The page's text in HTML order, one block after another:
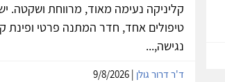
קליניקה נעימה מאוד, מרווחת ושקטה.
טיפולים אחד, חדר המתנה פרטי ופינת
נגישה,...
ד'ר דרור גולן